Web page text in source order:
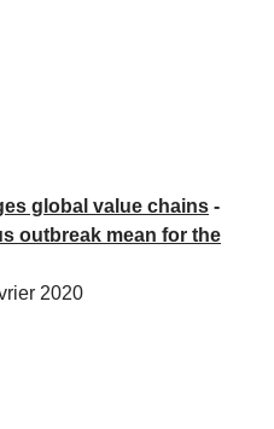
global value chains -
outbreak mean for the
2020